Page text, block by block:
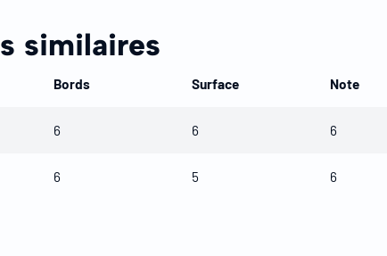
similaires
Bords Surface Note
6 6 6
6 5 6